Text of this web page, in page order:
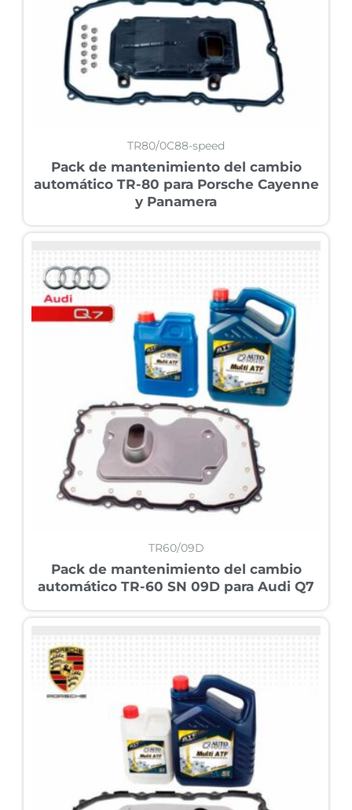
TR80/0C88-speed
Pack de mantenimiento del cambio
automático TR-80 para Porsche Cayenne
y Panamera
TR60/09D
Pack de mantenimiento del cambio
automático TR-60 SN 09D para Audi Q7